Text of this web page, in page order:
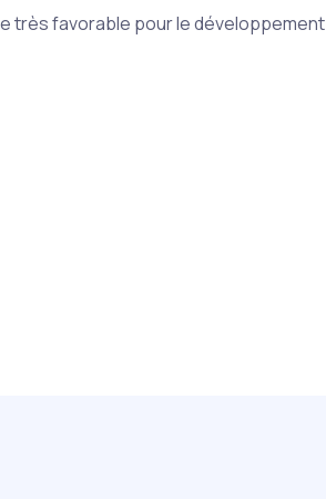
très favorable pour le développement